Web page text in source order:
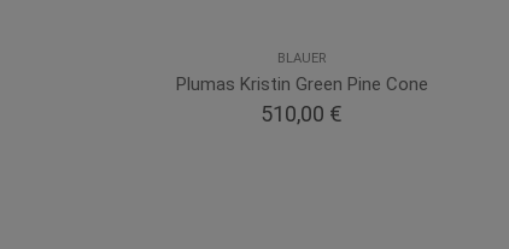
BLAUER
Plumas Kristin Green Pine Cone
510,00 €